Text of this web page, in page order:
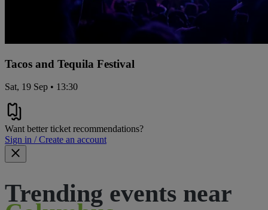
Tacos and Tequila Festival
Sat, 19 Sep • 13:30
Want better ticket recommendations?
Sign in / Create an account
Trending events near